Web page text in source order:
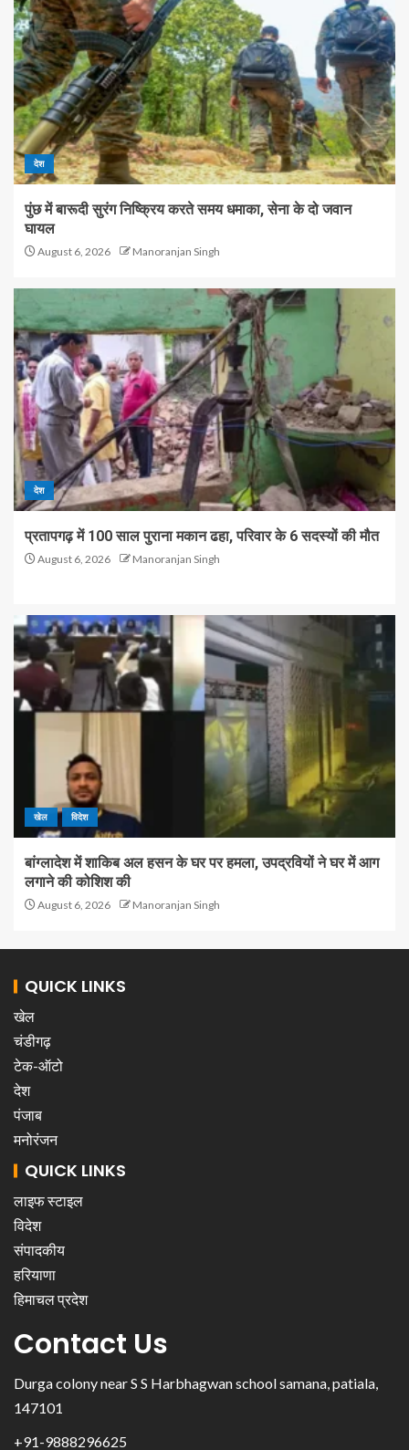
देश
पुंछ में बारूदी सुरंग निष्क्रिय करते समय धमाका, सेना के दो जवान
घायल
August 6, 2026 Manoranjan Singh
देश
प्रतापगढ़ में 100 साल पुराना मकान ढहा, परिवार के 6 सदस्यों की मौत
August 6, 2026 Manoranjan Singh
खेल विदेश
बांग्लादेश में शाकिब अल हसन के घर पर हमला, उपद्रवियों ने घर में आग
लगाने की कोशिश की
August 6, 2026 Manoranjan Singh
QUICK LINKS
खेल
चंडीगढ़
टेक-ऑटो
देश
पंजाब
मनोरंजन
QUICK LINKS
लाइफ स्टाइल
विदेश
संपादकीय
हरियाणा
हिमाचल प्रदेश
Contact Us
Durga colony near S S Harbhagwan school samana, patiala,
147101
+91-9888296625